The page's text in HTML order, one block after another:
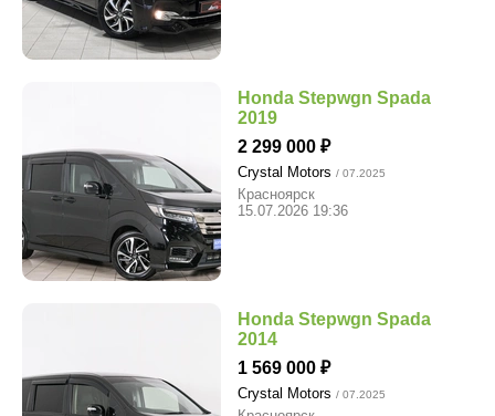
Honda Stepwgn Spada
2019
2 299 000
Crystal Motors / 07.2025
Красноярск
15.07.2026 19:36
Honda Stepwgn Spada
2014
1 569 000
Crystal Motors / 07.2025